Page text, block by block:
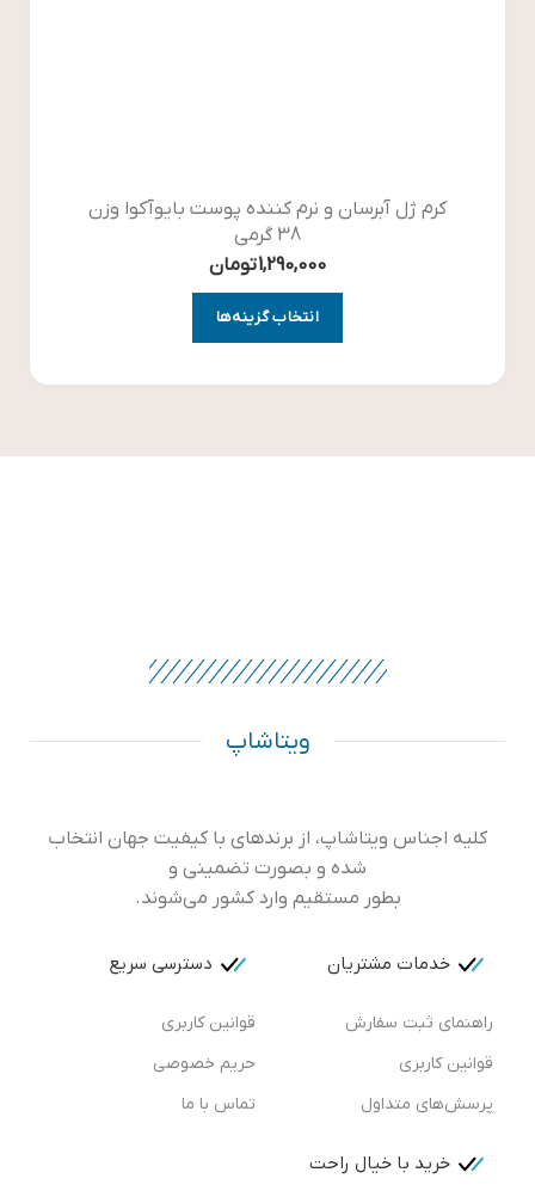
کرم ژل آبرسان و نرم کننده پوست بایوآکوا وزن
38 گرمی
1,290,000تومان
انتخاب گزینه‌ها
ویتاشاپ
کلیه اجناس ویتاشاپ، از برندهای با کیفیت جهان انتخاب
شده و بصورت تضمینی و
بطور مستقیم وارد کشور می‌شوند.
خدمات مشتریان
راهنمای ثبت سفارش
قوانین کاربری
پرسش‌های متداول
دسترسی سریع
قوانین کاربری
حریم خصوصی
تماس با ما
خرید با خیال راحت